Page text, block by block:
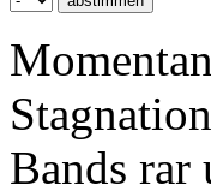
Bands rar